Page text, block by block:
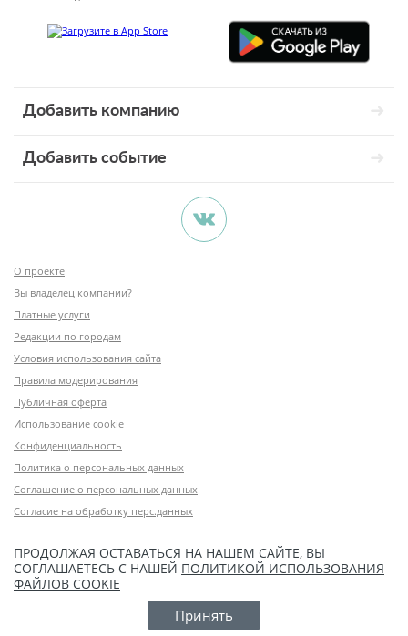
Добавить компанию
Добавить событие
О проекте
Вы владелец компании?
Платные услуги
Редакции по городам
Условия использования сайта
Правила модерирования
Публичная оферта
Использование cookie
Конфиденциальность
Политика о персональных данных
Соглашение о персональных данных
Согласие на обработку перс.данных
ПРОДОЛЖАЯ ОСТАВАТЬСЯ НА НАШЕМ САЙТЕ, ВЫ
СОГЛАШАЕТЕСЬ С НАШЕЙ ПОЛИТИКОЙ ИСПОЛЬЗОВАНИЯ
ФАЙЛОВ COOKIE
Принять